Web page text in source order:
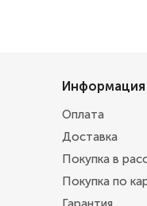
Информация
Оплата
Доставка
Покупка в
Покупка по